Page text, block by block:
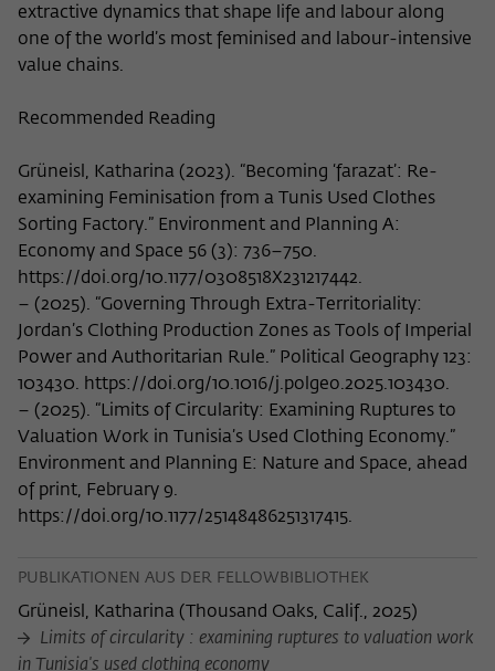
extractive dynamics that shape life and labour along
one of the world’s most feminised and labour-intensive
value chains.
Recommended Reading
Grüneisl, Katharina (2023). “Becoming ‘farazat’: Re-
examining Feminisation from a Tunis Used Clothes
Sorting Factory.” Environment and Planning A:
Economy and Space 56 (3): 736–750.
https://doi.org/10.1177/0308518X231217442.
– (2025). “Governing Through Extra-Territoriality:
Jordan’s Clothing Production Zones as Tools of Imperial
Power and Authoritarian Rule.” Political Geography 123:
103430. https://doi.org/10.1016/j.polgeo.2025.103430.
– (2025). “Limits of Circularity: Examining Ruptures to
Valuation Work in Tunisia’s Used Clothing Economy.”
Environment and Planning E: Nature and Space, ahead
of print, February 9.
https://doi.org/10.1177/25148486251317415.
PUBLIKATIONEN AUS DER FELLOWBIBLIOTHEK
Grüneisl, Katharina ( Thousand Oaks, Calif., 2025)
Limits of circularity : examining ruptures to valuation work
in Tunisia's used clothing economy